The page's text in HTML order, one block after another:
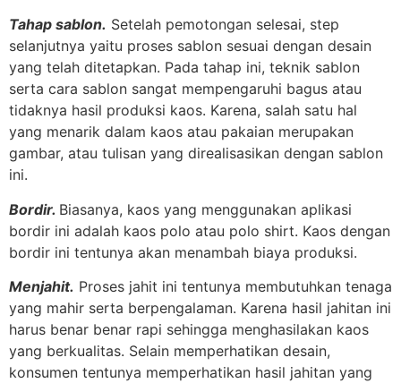
Tahap sablon. Setelah pemotongan selesai, step
selanjutnya yaitu proses sablon sesuai dengan desain
yang telah ditetapkan. Pada tahap ini, teknik sablon
serta cara sablon sangat mempengaruhi bagus atau
tidaknya hasil produksi kaos. Karena, salah satu hal
yang menarik dalam kaos atau pakaian merupakan
gambar, atau tulisan yang direalisasikan dengan sablon
ini.
Bordir. Biasanya, kaos yang menggunakan aplikasi
bordir ini adalah kaos polo atau polo shirt. Kaos dengan
bordir ini tentunya akan menambah biaya produksi.
Menjahit. Proses jahit ini tentunya membutuhkan tenaga
yang mahir serta berpengalaman. Karena hasil jahitan ini
harus benar benar rapi sehingga menghasilakan kaos
yang berkualitas. Selain memperhatikan desain,
konsumen tentunya memperhatikan hasil jahitan yang